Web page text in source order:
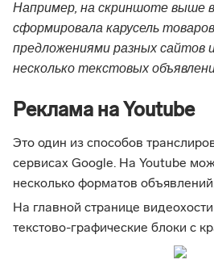
Например, на скриншоте выше
сформировала карусель
предложениями разных сайтов
несколько текстовых
Реклама на Youtube
Это один из способов
сервисах Google. На Youtube
несколько форматов
На главной странице
текстово-графические блоки с